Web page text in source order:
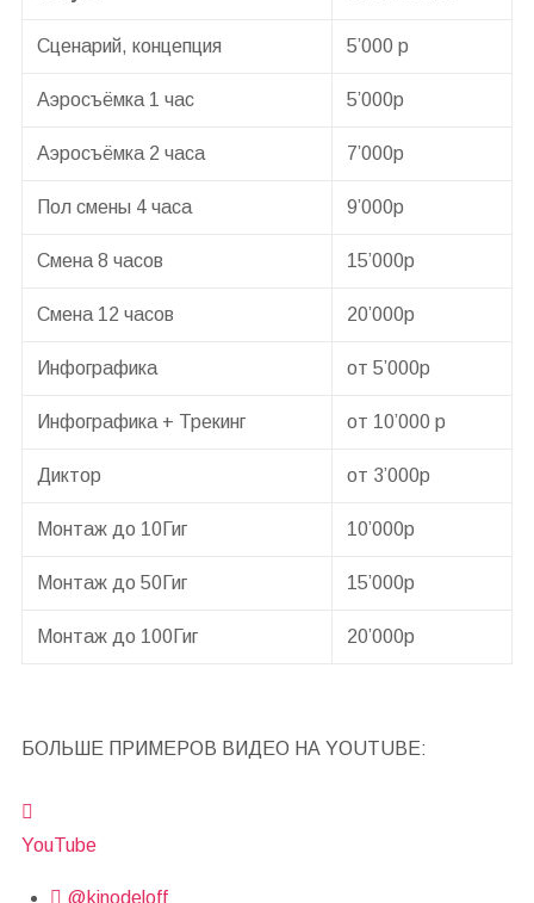
Сценарий, концепция 5’000 р
Аэросъёмка 1 час 5’000р
Аэросъёмка 2 часа 7’000р
Пол смены 4 часа 9’000р
Смена 8 часов 15’000р
Смена 12 часов 20’000р
Инфографика от 5’000р
Инфографика + Трекинг от 10’000 р
Диктор от 3’000р
Монтаж до 10Гиг 10’000р
Монтаж до 50Гиг 15’000р
Монтаж до 100Гиг 20’000р
БОЛЬШЕ ПРИМЕРОВ ВИДЕО НА YOUTUBE:
YouTube
@kinodeloff